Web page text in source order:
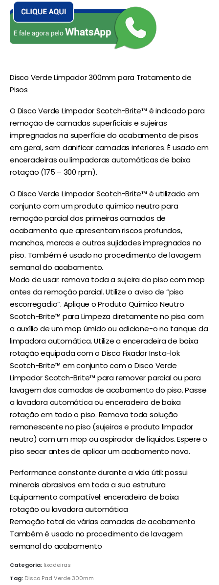
Disco Verde Limpador 300mm para Tratamento de
Pisos
O Disco Verde Limpador Scotch-Brite™ é indicado para
remoção de camadas superficiais e sujeiras
impregnadas na superfície do acabamento de pisos
em geral, sem danificar camadas inferiores. É usado em
enceradeiras ou limpadoras automáticas de baixa
rotação (175 – 300 rpm).
O Disco Verde Limpador Scotch-Brite™ é utilizado em
conjunto com um produto químico neutro para
remoção parcial das primeiras camadas de
acabamento que apresentam riscos profundos,
manchas, marcas e outras sujidades impregnadas no
piso. Também é usado no procedimento de lavagem
semanal do acabamento.
Modo de usar: remova toda a sujeira do piso com mop
antes da remoção parcial. Utilize o aviso de “piso
escorregadio”. Aplique o Produto Químico Neutro
Scotch-Brite™ para Limpeza diretamente no piso com
a auxílio de um mop úmido ou adicione-o no tanque da
limpadora automática. Utilize a enceradeira de baixa
rotação equipada com o Disco Fixador Insta-lok
Scotch-Brite™ em conjunto com o Disco Verde
Limpador Scotch-Brite™ para remover parcial ou para
lavagem das camadas de acabamento do piso. Passe
a lavadora automática ou enceradeira de baixa
rotação em todo o piso. Remova toda solução
remanescente no piso (sujeiras e produto limpador
neutro) com um mop ou aspirador de líquidos. Espere o
piso secar antes de aplicar um acabamento novo.
Performance constante durante a vida útil: possui
minerais abrasivos em toda a sua estrutura
Equipamento compatível: enceradeira de baixa
rotação ou lavadora automática
Remoção total de várias camadas de acabamento
Também é usado no procedimento de lavagem
semanal do acabamento
Categoria: lixadeiras
Tag: Disco Pad Verde 300mm